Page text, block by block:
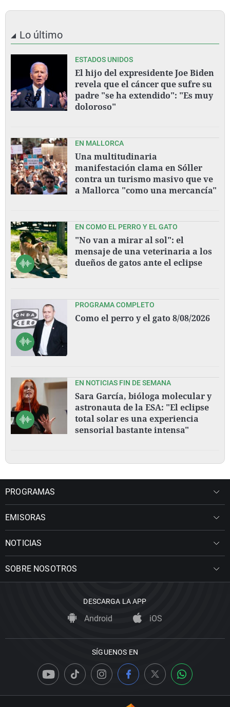
Lo último
ESTADOS UNIDOS
El hijo del expresidente Joe Biden
revela que el cáncer que sufre su
padre "se ha extendido": "Es muy
doloroso"
EN MALLORCA
Una multitudinaria
manifestación clama en Sóller
contra un turismo masivo que ve
a Mallorca "como una mercancía"
EN COMO EL PERRO Y EL GATO
"No van a mirar al sol": el
mensaje de una veterinaria a los
dueños de gatos ante el eclipse
PROGRAMA COMPLETO
Como el perro y el gato 8/08/2026
EN NOTICIAS FIN DE SEMANA
Sara García, bióloga molecular y
astronauta de la ESA: "El eclipse
total solar es una experiencia
sensorial bastante intensa"
PROGRAMAS
EMISORAS
NOTICIAS
SOBRE NOSOTROS
DESCARGA LA APP
Android iOS
SÍGUENOS EN